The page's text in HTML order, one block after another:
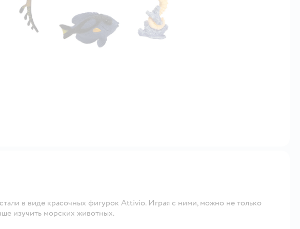
в виде красочных фигурок Attivio. Играя с ними, можно не только
изучить морских животных.